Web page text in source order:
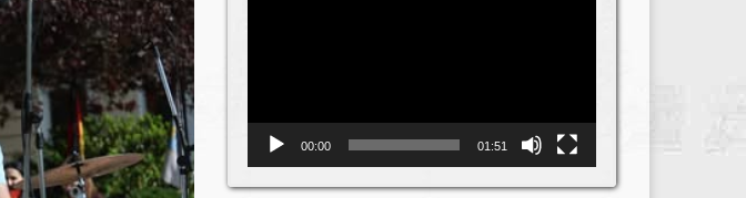
00:00 01:51